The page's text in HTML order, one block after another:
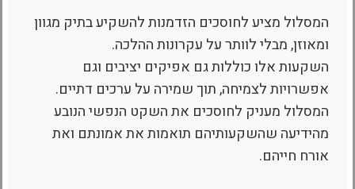
המסלול מציע לחוסכים הזדמנות להשקיע בתיק מגוון
ומאוזן, מבלי לוותר על עקרונות ההלכה.
השקעות אלו כוללות גם אפיקים יציבים וגם
אפשרויות לצמיחה, תוך שמירה על ערכים דתיים.
המסלול מעניק לחוסכים את השקט הנפשי הנובע
מהידיעה שהשקעותיהם תואמות את אמונתם ואת
אורח חייהם.